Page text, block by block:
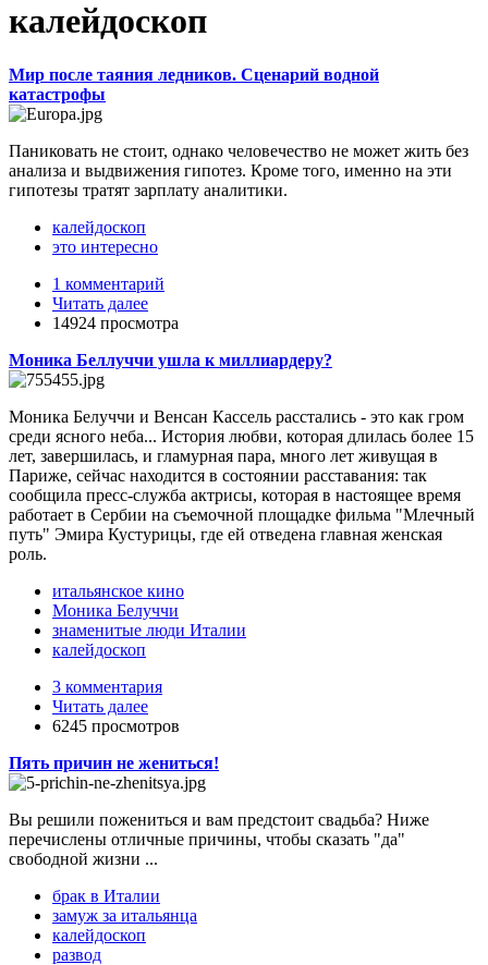
калейдоскоп
Мир после таяния ледников. Сценарий водной
катастрофы
Паниковать не стоит, однако человечество не может жить без
анализа и выдвижения гипотез. Кроме того, именно на эти
гипотезы тратят зарплату аналитики.
калейдоскоп
это интересно
1 комментарий
Читать далее
14924 просмотра
Моника Беллуччи ушла к миллиардеру?
Моника Белуччи и Венсан Кассель расстались - это как гром
среди ясного неба... История любви, которая длилась более 15
лет, завершилась, и гламурная пара, много лет живущая в
Париже, сейчас находится в состоянии расставания: так
сообщила пресс-служба актрисы, которая в настоящее время
работает в Сербии на съемочной площадке фильма "Млечный
путь" Эмира Кустурицы, где ей отведена главная женская
роль.
итальянское кино
Моника Белуччи
знаменитые люди Италии
калейдоскоп
3 комментария
Читать далее
6245 просмотров
Пять причин не жениться!
Вы решили пожениться и вам предстоит свадьба? Ниже
перечислены отличные причины, чтобы сказать "да"
свободной жизни ...
брак в Италии
замуж за итальянца
калейдоскоп
развод